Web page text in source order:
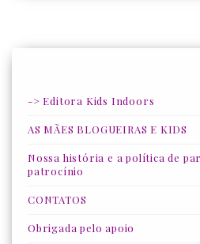
-> Editora Kids Indoors
AS MÃES BLOGUEIRAS E KIDS
Nossa história e a política de
patrocínio
CONTATOS
Obrigada pelo apoio